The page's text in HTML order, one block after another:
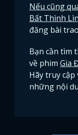
Nếu cũng
Bất Thình
đăng bài
Bạn cần tìm
về phim Gia
Hãy truy cập
những nội